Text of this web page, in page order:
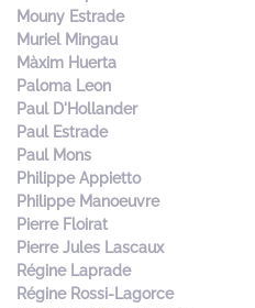
Mouny Estrade
Muriel Mingau
Màxim Huerta
Paloma Leon
Paul D'Hollander
Paul Estrade
Paul Mons
Philippe Appietto
Philippe Manoeuvre
Pierre Floirat
Pierre Jules Lascaux
Régine Laprade
Régine Rossi-Lagorce